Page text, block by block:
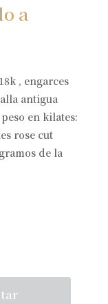
a
, engarces
antigua
en kilates:
rose cut
de la